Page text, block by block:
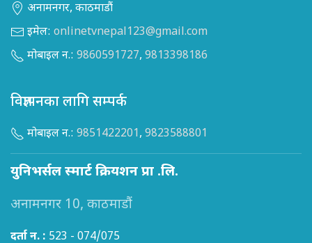
अनामनगर, काठमाडौं
इमेल: onlinetvnepal123@gmail.com
मोबाइल न.: 9860591727, 9813398186
विज्ञापनका लागि सम्पर्क
मोबाइल न.: 9851422201, 9823588801
युनिभर्सल स्मार्ट क्रियशन प्रा .लि.
अनामनगर 10, काठमाडौं
दर्ता न. : 523 - 074/075